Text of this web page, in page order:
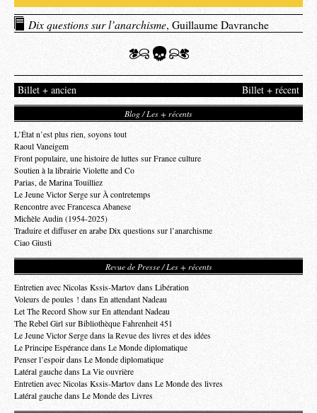
Dix questions sur l’anarchisme, Guillaume Davranche
Billet + récent
Billet + ancien
Blog / Les + récents
L’État n’est plus rien, soyons tout
Raoul Vaneigem
Front populaire, une histoire de luttes sur France culture
Soutien à la librairie Violette and Co
Parias, de Marina Touilliez
Le Jeune Victor Serge sur À contretemps
Rencontre avec Francesca Abanese
Michèle Audin (1954-2025)
Traduire et diffuser en arabe Dix questions sur l’anarchisme
Ciao Giusti
Revue de Presse / Les + récents
Entretien avec Nicolas Kssis-Martov dans Libération
Voleurs de poules ! dans En attendant Nadeau
Let The Record Show sur En attendant Nadeau
The Rebel Girl sur Bibliothèque Fahrenheit 451
Le Jeune Victor Serge dans la Revue des livres et des idées
Le Principe Espérance dans Le Monde diplomatique
Penser l’espoir dans Le Monde diplomatique
Latéral gauche dans La Vie ouvrière
Entretien avec Nicolas Kssis-Martov dans Le Monde des livres
Latéral gauche dans Le Monde des Livres